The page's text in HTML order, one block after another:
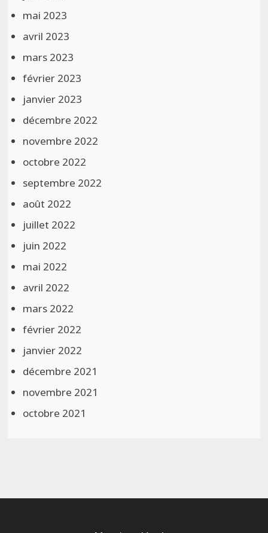
mai 2023
avril 2023
mars 2023
février 2023
janvier 2023
décembre 2022
novembre 2022
octobre 2022
septembre 2022
août 2022
juillet 2022
juin 2022
mai 2022
avril 2022
mars 2022
février 2022
janvier 2022
décembre 2021
novembre 2021
octobre 2021